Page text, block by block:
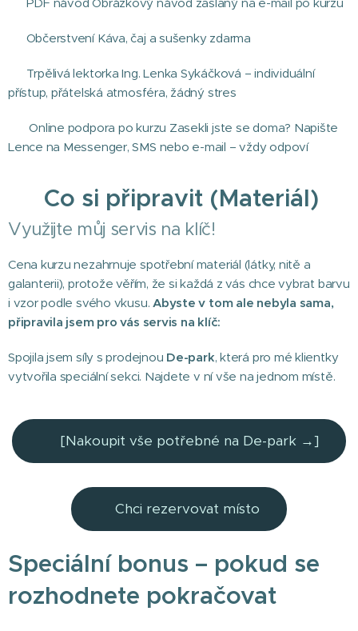
☕ Občerstvení Káva, čaj a sušenky zdarma
😊 Trpělivá lektorka Ing. Lenka Sykáčková – individuální
přístup, přátelská atmosféra, žádný stres
💻 Online podpora po kurzu Zasekli jste se doma? Napište
Lence na Messenger, SMS nebo e-mail – vždy odpoví
🧵 Co si připravit (Materiál)
Využijte můj servis na klíč!
Cena kurzu nezahrnuje spotřební materiál (látky, nitě a
galanterii), protože věřím, že si každá z vás chce vybrat barvu
i vzor podle svého vkusu.Abyste v tom ale nebyla sama,
připravila jsem pro vás servis na klíč:
Spojila jsem síly s prodejnou De-park, která pro mé klientky
vytvořila speciální sekci. Najdete v ní vše na jednom místě.
👉 [Nakoupit vše potřebné na De-park →]
👉Chci rezervovat místo
Speciální bonus – pokud se
rozhodnete pokračovat 🎉